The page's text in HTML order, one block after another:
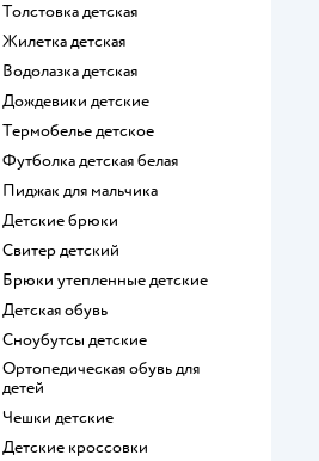
Толстовка детская
Жилетка детская
Водолазка детская
Дождевики детские
Термобелье детское
Футболка детская белая
Пиджак для мальчика
Детские брюки
Свитер детский
Брюки утепленные детские
Детская обувь
Сноубутсы детские
Ортопедическая обувь для
детей
Чешки детские
Детские кроссовки